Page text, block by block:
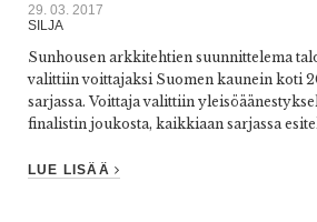
29. 03. 2017
SILJA
Sunhousen arkkitehtien suunnittelema
valittiin voittajaksi Suomen kaunein koti
sarjassa. Voittaja valittiin
finalistin joukosta, kaikkiaan sarjassa
LUE LISÄÄ